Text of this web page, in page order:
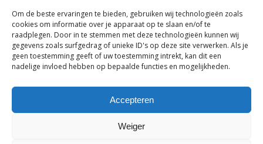
Om de beste ervaringen te bieden, gebruiken wij technologieën zoals
cookies om informatie over je apparaat op te slaan en/of te
raadplegen. Door in te stemmen met deze technologieën kunnen wij
gegevens zoals surfgedrag of unieke ID's op deze site verwerken. Als je
geen toestemming geeft of uw toestemming intrekt, kan dit een
nadelige invloed hebben op bepaalde functies en mogelijkheden.
Accepteren
Weiger
3912 AA Rhenen
(0317) 61 26 59
info@ehschool-rhenen.nl
© 2026 Eben Haëzerschool